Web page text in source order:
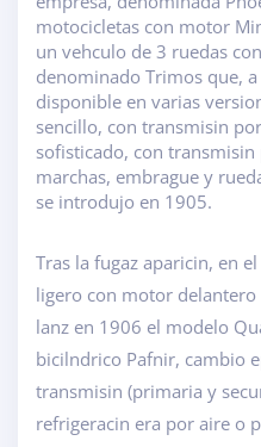
motocicletas con motor
un vehculo de 3 ruedas
denominado Trimos que,
disponible en varias
sencillo, con transmisin
sofisticado, con
marchas, embrague y
se introdujo en 1905.
Tras la fugaz aparicin, en
ligero con motor delantero
lanz en 1906 el modelo
bicilndrico Pafnir, cambio
transmisin (primaria y
refrigeracin era por aire o